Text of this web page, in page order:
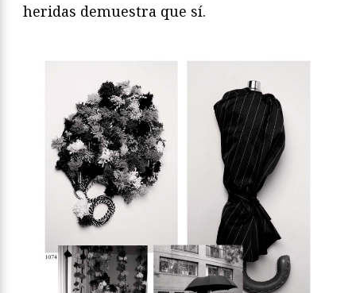
heridas demuestra que sí.